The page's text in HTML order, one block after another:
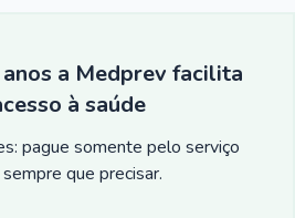
a Medprev facilita
à saúde
pague somente pelo serviço
que precisar.